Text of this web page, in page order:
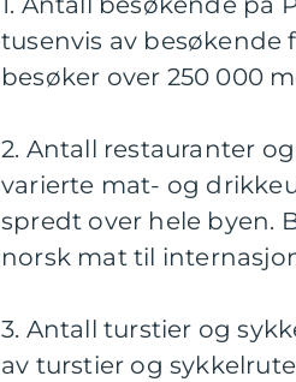
tusenvis av besøkende
besøker over 250 000
2. Antall restauranter
varierte mat- og
spredt over hele byen.
norsk mat til
3. Antall turstier og
av turstier og